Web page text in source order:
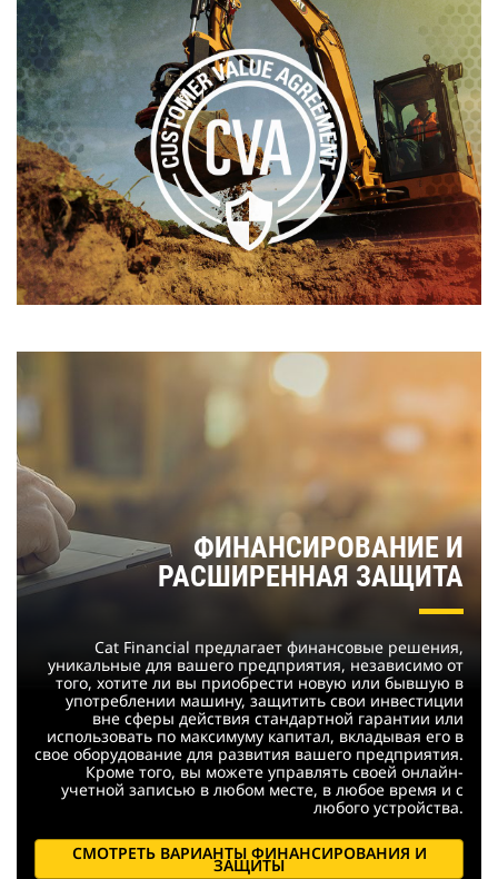
ФИНАНСИРОВАНИЕ И
РАСШИРЕННАЯ ЗАЩИТА
Cat Financial предлагает финансовые решения,
уникальные для вашего предприятия, независимо от
того, хотите ли вы приобрести новую или бывшую в
употреблении машину, защитить свои инвестиции
вне сферы действия стандартной гарантии или
использовать по максимуму капитал, вкладывая его в
свое оборудование для развития вашего предприятия.
Кроме того, вы можете управлять своей онлайн-
учетной записью в любом месте, в любое время и с
любого устройства.
СМОТРЕТЬ ВАРИАНТЫ ФИНАНСИРОВАНИЯ И
ЗАЩИТЫ